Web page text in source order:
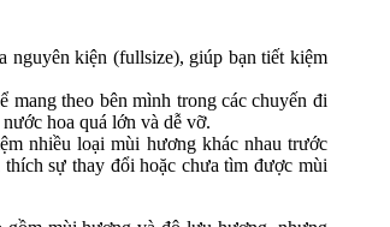
nguyên kiện (fullsize), giúp bạn tiết kiệm
theo bên mình trong các chuyến đi
hoa quá lớn và dễ vỡ.
nhiều loại mùi hương khác nhau trước
sự thay đổi hoặc chưa tìm được mùi